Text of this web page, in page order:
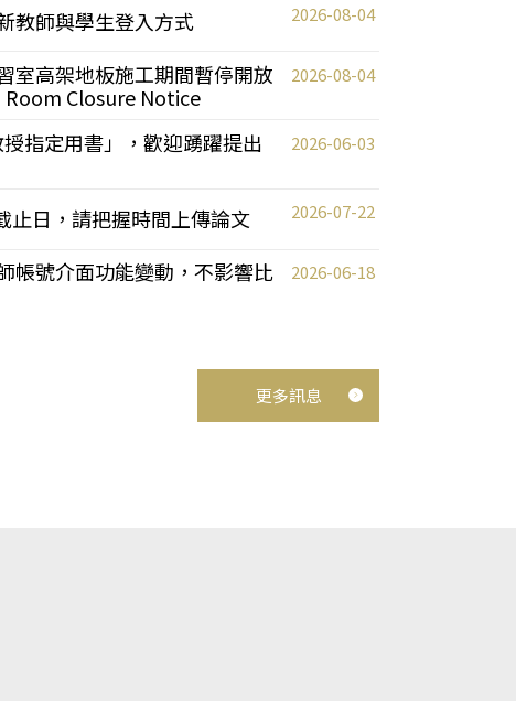
教師與學生登入方式 2026-08-04
室高架地板施工期間暫停開放
Closure Notice
2026-08-04
指定用書」，歡迎踴躍提出
2026-06-03
止日，請把握時間上傳論文 2026-07-22
帳號介面功能變動，不影響比
2026-06-18
更多訊息